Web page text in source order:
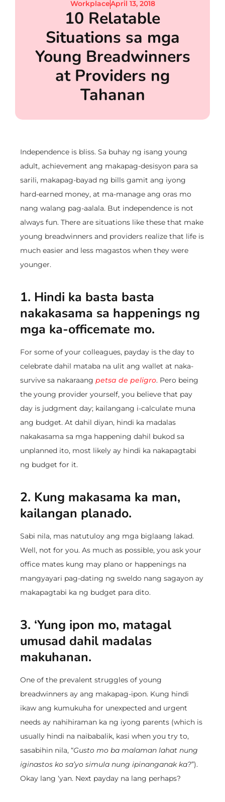
WorkplaceApril 13, 2018
10 Relatable
Situations sa mga
Young Breadwinners
at Providers ng
Tahanan
Independence is bliss. Sa buhay ng isang young
adult, achievement ang makapag-desisyon para sa
sarili, makapag-bayad ng bills gamit ang iyong
hard-earned money, at ma-manage ang oras mo
nang walang pag-aalala. But independence is not
always fun. There are situations like these that make
young breadwinners and providers realize that life is
much easier and less magastos when they were
younger.
1. Hindi ka basta basta
nakakasama sa happenings ng
mga ka-officemate mo.
For some of your colleagues, payday is the day to
celebrate dahil mataba na ulit ang wallet at naka-
survive sa nakaraang petsa de peligro. Pero being
the young provider yourself, you believe that pay
day is judgment day; kailangang i-calculate muna
ang budget. At dahil diyan, hindi ka madalas
nakakasama sa mga happening dahil bukod sa
unplanned ito, most likely ay hindi ka nakapagtabi
ng budget for it.
2. Kung makasama ka man,
kailangan planado.
Sabi nila, mas natutuloy ang mga biglaang lakad.
Well, not for you. As much as possible, you ask your
office mates kung may plano or happenings na
mangyayari pag-dating ng sweldo nang sagayon ay
makapagtabi ka ng budget para dito.
3. ‘Yung ipon mo, matagal
umusad dahil madalas
makuhanan.
One of the prevalent struggles of young
breadwinners ay ang makapag-ipon. Kung hindi
ikaw ang kumukuha for unexpected and urgent
needs ay nahihiraman ka ng iyong parents (which is
usually hindi na naibabalik, kasi when you try to,
sasabihin nila, “Gusto mo ba malaman lahat nung
iginastos ko sa’yo simula nung ipinanganak ka?”).
Okay lang ‘yan. Next payday na lang perhaps?